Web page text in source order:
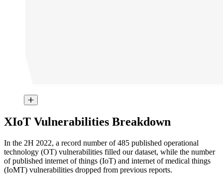
XIoT Vulnerabilities Breakdown
In the 2H 2022, a record number of 485 published operational
technology (OT) vulnerabilities filled our dataset, while the number
of published internet of things (IoT) and internet of medical things
(IoMT) vulnerabilities dropped from previous reports.